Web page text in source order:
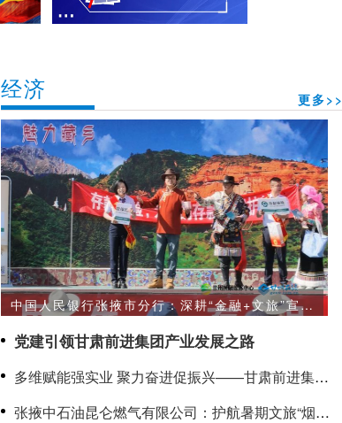
经济 更多>>
中国人民银行张掖市分行：深耕“金融+文旅”宣传
党建引领甘肃前进集团产业发展之路
多维赋能强实业 聚力奋进促振兴——甘肃前进集团
高质量发展综述
张掖中石油昆仑燃气有限公司：护航暑期文旅“烟火